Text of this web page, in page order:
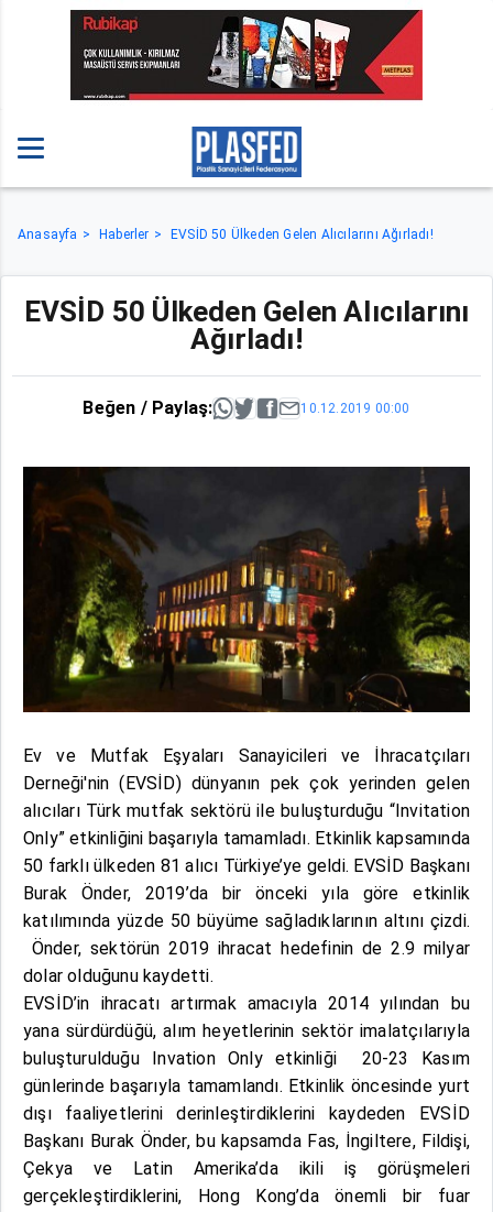
Anasayfa Haberler EVSİD 50 Ülkeden Gelen Alıcılarını Ağırladı!
EVSİD 50 Ülkeden Gelen Alıcılarını
Ağırladı!
Beğen / Paylaş: 10.12.2019 00:00
Ev ve Mutfak Eşyaları Sanayicileri ve İhracatçıları
Derneği'nin (EVSİD) dünyanın pek çok yerinden gelen
alıcıları Türk mutfak sektörü ile buluşturduğu “Invitation
Only” etkinliğini başarıyla tamamladı. Etkinlik kapsamında
50 farklı ülkeden 81 alıcı Türkiye’ye geldi. EVSİD Başkanı
Burak Önder, 2019’da bir önceki yıla göre etkinlik
katılımında yüzde 50 büyüme sağladıklarının altını çizdi.
Önder, sektörün 2019 ihracat hedefinin de 2.9 milyar
dolar olduğunu kaydetti.
EVSİD’in ihracatı artırmak amacıyla 2014 yılından bu
yana sürdürdüğü, alım heyetlerinin sektör imalatçılarıyla
buluşturulduğu Invation Only etkinliği 20-23 Kasım
günlerinde başarıyla tamamlandı. Etkinlik öncesinde yurt
dışı faaliyetlerini derinleştirdiklerini kaydeden EVSİD
Başkanı Burak Önder, bu kapsamda Fas, İngiltere, Fildişi,
Çekya ve Latin Amerika’da ikili iş görüşmeleri
gerçekleştirdiklerini, Hong Kong’da önemli bir fuar